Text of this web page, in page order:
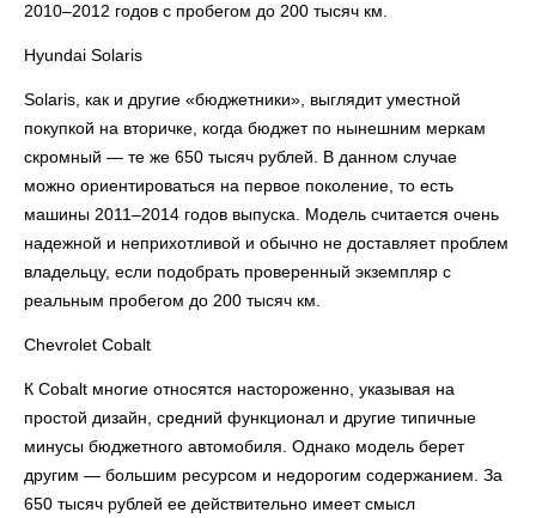
2010–2012 годов с пробегом до 200 тысяч км.
Hyundai Solaris
Solaris, как и другие «бюджетники», выглядит уместной
покупкой на вторичке, когда бюджет по нынешним меркам
скромный — те же 650 тысяч рублей. В данном случае
можно ориентироваться на первое поколение, то есть
машины 2011–2014 годов выпуска. Модель считается очень
надежной и неприхотливой и обычно не доставляет проблем
владельцу, если подобрать проверенный экземпляр с
реальным пробегом до 200 тысяч км.
Chevrolet Cobalt
К Cobalt многие относятся настороженно, указывая на
простой дизайн, средний функционал и другие типичные
минусы бюджетного автомобиля. Однако модель берет
другим — большим ресурсом и недорогим содержанием. За
650 тысяч рублей ее действительно имеет смысл